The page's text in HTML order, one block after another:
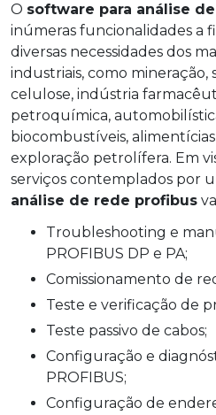
O software para análise
inúmeras funcionalidades a
diversas necessidades dos
industriais, como mineração,
celulose, indústria
petroquímica,
biocombustíveis,
exploração petrolífera. Em
serviços contemplados por
análise de rede profibus
Troubleshooting e manutenção de redes
PROFIBUS DP e PA;
Comissionamento de
Teste e verificação de
Teste passivo de cabos;
Configuração e diagnóstico de dispositivos
PROFIBUS;
Configuração de endereços de dispositivos